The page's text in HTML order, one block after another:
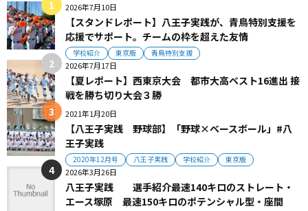
2026年7月10日
【スタンドレポート】八王子実践が、青鳥特別支援を
応援でサポート。チームの枠を超えた友情
学校紹介 東京版 青鳥特別支援
2026年7月17日
【夏レポート】西東京大会 都市大高ベスト16進出 接
戦を勝ち切り大会３勝
2021年1月20日
【八王子実践 野球部】「野球×ベースボール」#八
王子実践
2020年12月号 八王子実践 学校紹介 東京版
2026年3月26日
八王子実践 選手紹介最速140キロのストレート・
エース塚原 最速150キロのポテンシャル型・座間